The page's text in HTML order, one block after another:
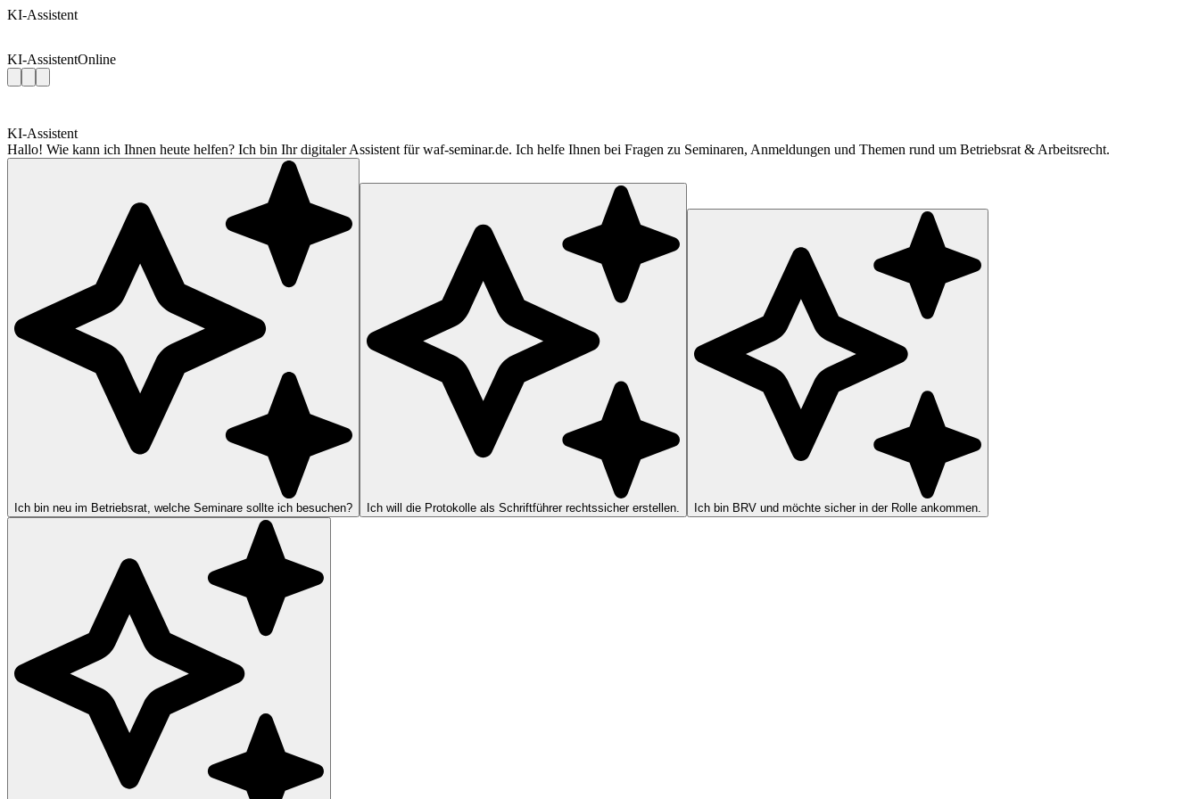
KI-Assistent
KI-AssistentOnline
KI-Assistent
Hallo! Wie kann ich Ihnen heute helfen? Ich bin Ihr digitaler Assistent für waf-seminar.de. Ich helfe Ihnen bei Fragen zu Seminaren, Anmeldungen und Themen rund um Betriebsrat & Arbeitsrecht.
Ich bin neu im Betriebsrat, welche Seminare sollte ich besuchen? Ich will die Protokolle als Schriftführer rechtssicher erstellen. Ich bin BRV und möchte sicher in der Rolle ankommen.